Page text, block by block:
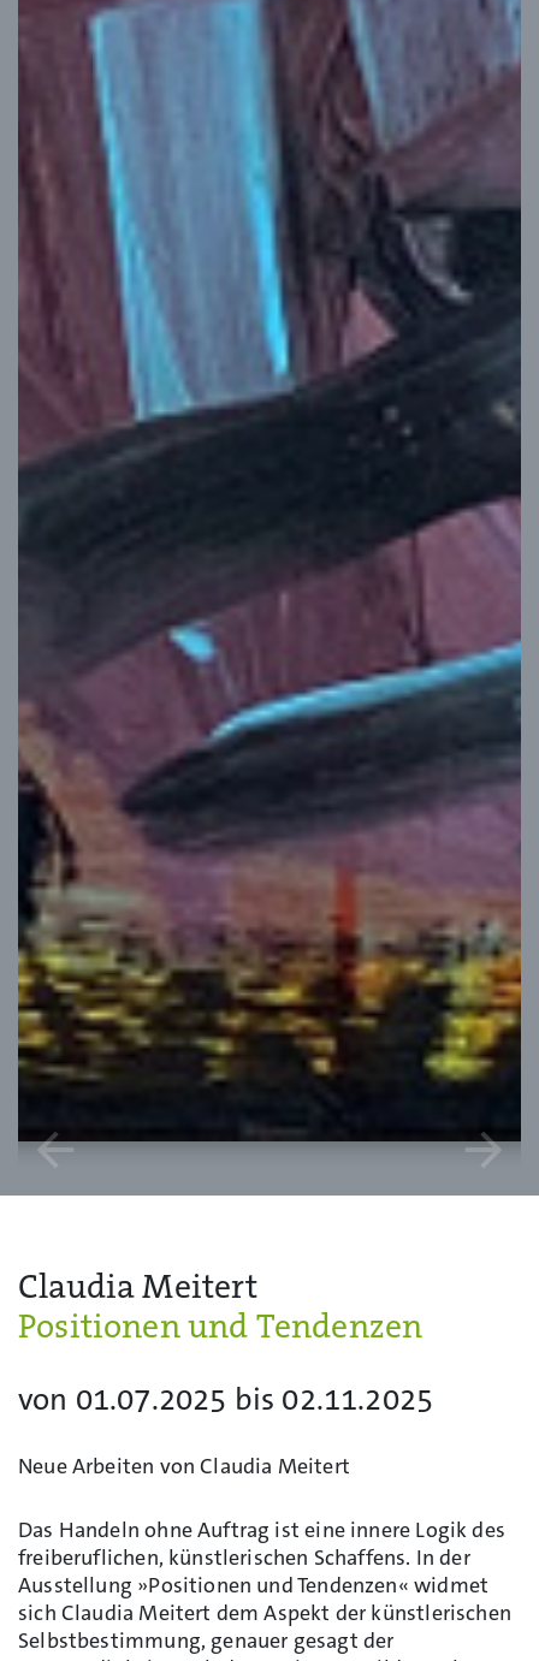
arrow_back arrow_forward
Claudia Meitert
Positionen und Tendenzen
von 01.07.2025 bis 02.11.2025
Neue Arbeiten von Claudia Meitert
Das Handeln ohne Auftrag ist eine innere Logik des
freiberuflichen, künstlerischen Schaffens. In der
Ausstellung »Positionen und Tendenzen« widmet
sich Claudia Meitert dem Aspekt der künstlerischen
Selbstbestimmung, genauer gesagt der